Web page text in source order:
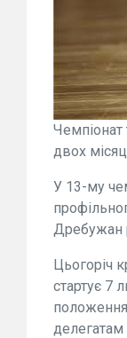
двох
У 13-му
Дребужан
Цьогоріч
стартує 7
положення
делегатам